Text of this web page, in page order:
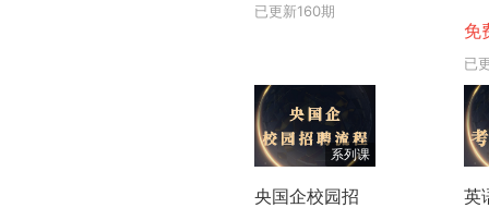
已更新160期
免
已
系列课
央国企校园招
英